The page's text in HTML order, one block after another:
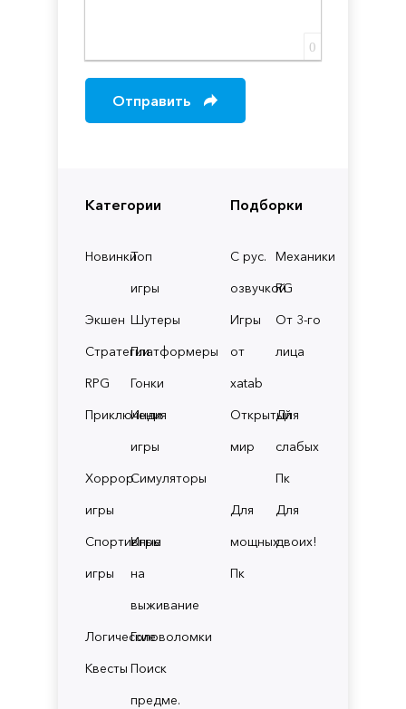
Категории
НовинкиТоп
игры
Экшен Шутеры
СтратегииПлатформеры
RPG
Гонки
Приключения
Инди
игры
Хоррор
игры
Симуляторы
Спортивные
игры
Игры
на
выживание
ЛогическиеГоловоломки
Квесты Поиск
предме.
Подборки
С рус.
озвучкой
Механики
RG
Игры
от
xatab
От 3-го
лица
Открытый
мир
Для
слабых
Пк
Для
мощных
Пк
Для
двоих!
0
Отправить